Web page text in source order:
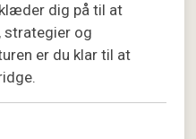
dig på til at
strategier og
er du klar til at